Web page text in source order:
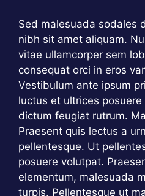
Sed malesuada sodales
nibh sit amet aliquam.
vitae ullamcorper sem
consequat orci in eros
Vestibulum ante ipsum
luctus et ultrices
dictum feugiat rutrum.
Praesent quis lectus a
pellentesque. Ut
posuere volutpat.
elementum, malesuada
turpis. Pellentesque ut